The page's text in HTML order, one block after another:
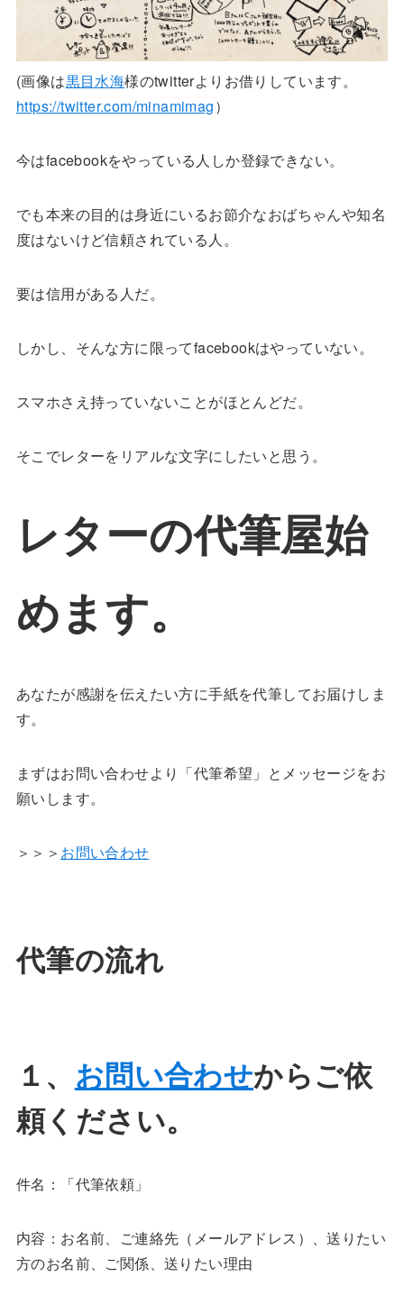
(画像は黒目水海様のtwitterよりお借りしています。
https://twitter.com/minamimag）
今はfacebookをやっている人しか登録できない。
でも本来の目的は身近にいるお節介なおばちゃんや知名
度はないけど信頼されている人。
要は信用がある人だ。
しかし、そんな方に限ってfacebookはやっていない。
スマホさえ持っていないことがほとんどだ。
そこでレターをリアルな文字にしたいと思う。
レターの代筆屋始
めます。
あなたが感謝を伝えたい方に手紙を代筆してお届けしま
す。
まずはお問い合わせより「代筆希望」とメッセージをお
願いします。
＞＞＞ お問い合わせ
代筆の流れ
１、 お問い合わせからご依
頼ください。
件名：「代筆依頼」
内容：お名前、ご連絡先（メールアドレス）、送りたい
方のお名前、ご関係、送りたい理由